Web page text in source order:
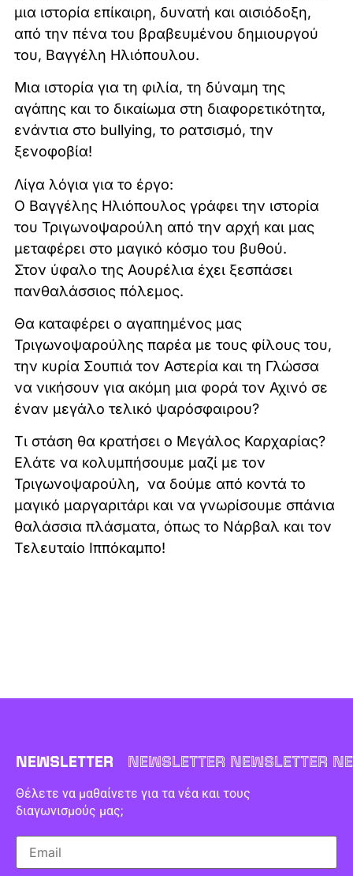
μια ιστορία επίκαιρη, δυνατή και αισιόδοξη,
από την πένα του βραβευμένου δημιουργού
του, Βαγγέλη Ηλιόπουλου.
Μια ιστορία για τη φιλία, τη δύναμη της
αγάπης και το δικαίωμα στη διαφορετικότητα,
ενάντια στο bullying, το ρατσισμό, την
ξενοφοβία!
Λίγα λόγια για το έργο:
Ο Βαγγέλης Ηλιόπουλος γράφει την ιστορία
του Τριγωνοψαρούλη από την αρχή και μας
μεταφέρει στο μαγικό κόσμο του βυθού.
Στον ύφαλο της Αουρέλια έχει ξεσπάσει
πανθαλάσσιος πόλεμος.
Θα καταφέρει ο αγαπημένος μας
Τριγωνοψαρούλης παρέα με τους φίλους του,
την κυρία Σουπιά τον Αστερία και τη Γλώσσα
να νικήσουν για ακόμη μια φορά τον Αχινό σε
έναν μεγάλο τελικό ψαρόσφαιρου?
Τι στάση θα κρατήσει ο Μεγάλος Καρχαρίας?
Ελάτε να κολυμπήσουμε μαζί με τον
Τριγωνοψαρούλη, να δούμε από κοντά το
μαγικό μαργαριτάρι και να γνωρίσουμε σπάνια
θαλάσσια πλάσματα, όπως το Νάρβαλ και τον
Τελευταίο Ιππόκαμπο!
NEWSLETTER NEWSLETTER NEWSLETTER
Θέλετε να μαθαίνετε για τα νέα και τους
διαγωνισμούς μας;